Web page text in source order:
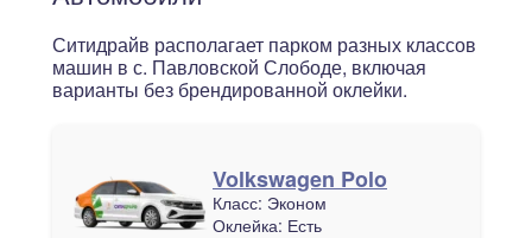
Ситидрайв располагает парком разных классов
машин в с. Павловской Слободе, включая
варианты без брендированной оклейки.
Volkswagen Polo
Класс: Эконом
Оклейка: Есть